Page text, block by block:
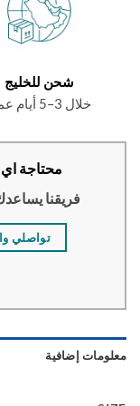
شحن للخليج
محتاجة اي
فريقنا يساعدك
تواصلي واتساب
إضافية